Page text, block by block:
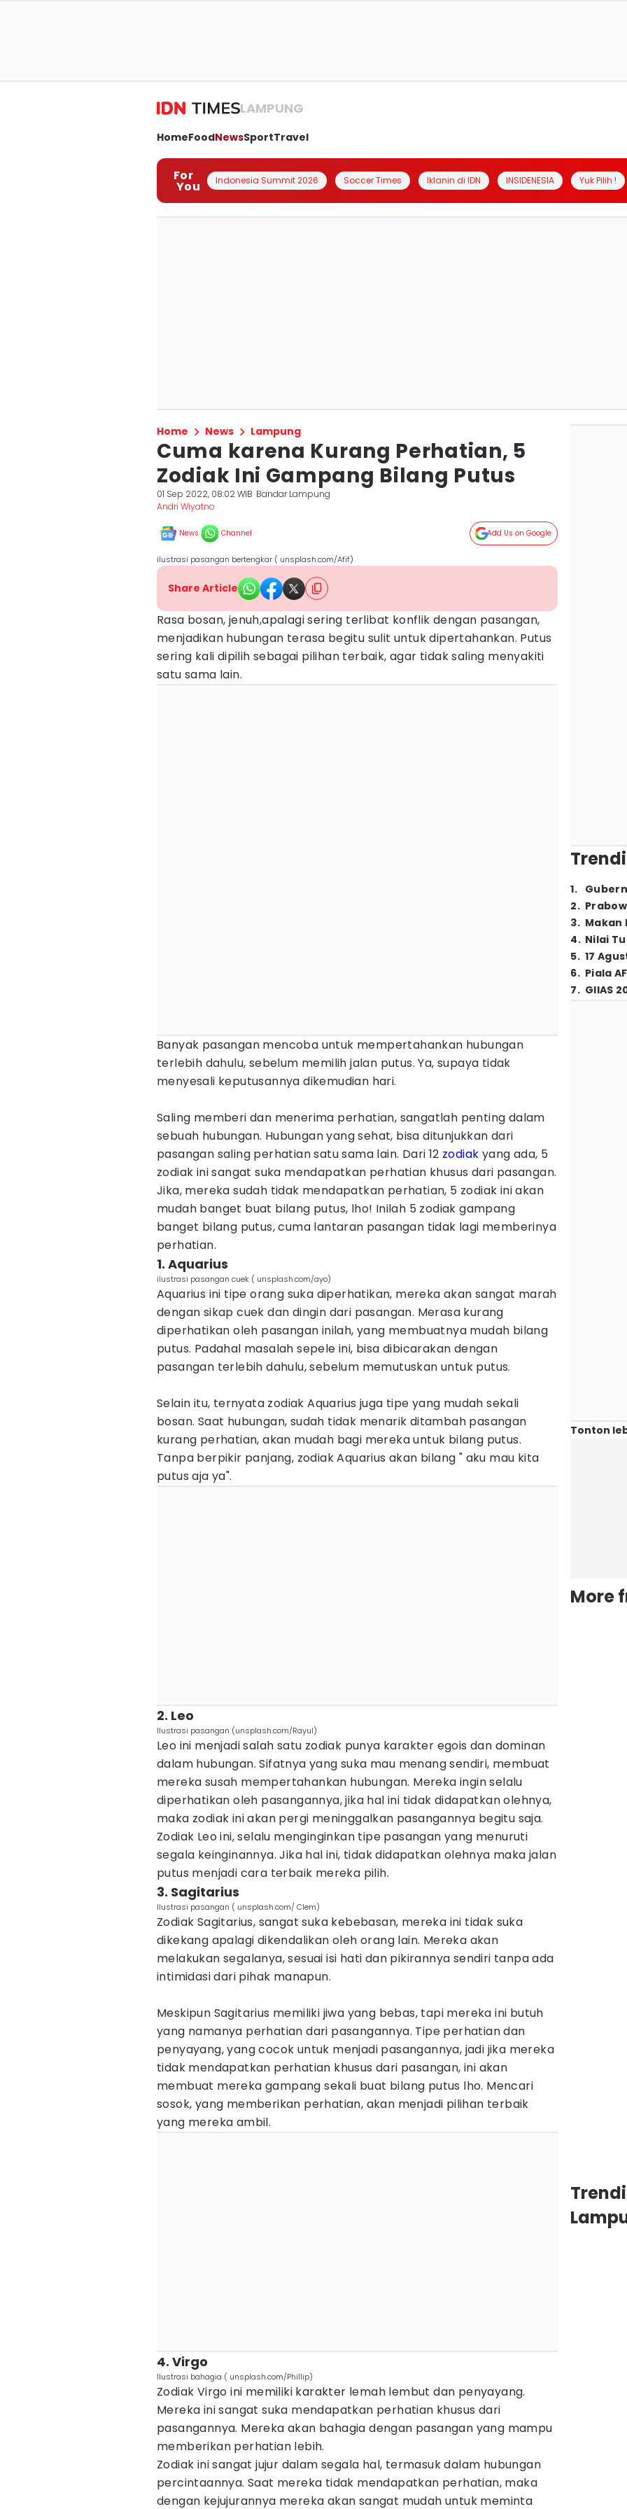
LAMPUNG
HomeFoodNewsSportTravel
For
You Indonesia Summit 2026 Soccer Times Iklanin di IDN INSIDENESIA Yuk Pilih !
Home News Lampung
Cuma karena Kurang Perhatian, 5
Zodiak Ini Gampang Bilang Putus
01 Sep 2022, 08:02 WIB Bandar Lampung
Andri Wiyatno
News Channel Add Us on Google
ilustrasi pasangan bertengkar ( unsplash.com/Afif)
Share Article
Rasa bosan, jenuh,apalagi sering terlibat konflik dengan pasangan,
menjadikan hubungan terasa begitu sulit untuk dipertahankan. Putus
sering kali dipilih sebagai pilihan terbaik, agar tidak saling menyakiti
satu sama lain.
Banyak pasangan mencoba untuk mempertahankan hubungan
terlebih dahulu, sebelum memilih jalan putus. Ya, supaya tidak
menyesali keputusannya dikemudian hari.
Saling memberi dan menerima perhatian, sangatlah penting dalam
sebuah hubungan. Hubungan yang sehat, bisa ditunjukkan dari
pasangan saling perhatian satu sama lain. Dari 12 zodiak yang ada, 5
zodiak ini sangat suka mendapatkan perhatian khusus dari pasangan.
Jika, mereka sudah tidak mendapatkan perhatian, 5 zodiak ini akan
mudah banget buat bilang putus, lho! Inilah 5 zodiak gampang
banget bilang putus, cuma lantaran pasangan tidak lagi memberinya
perhatian.
1. Aquarius
ilustrasi pasangan cuek ( unsplash.com/ayo)
Aquarius ini tipe orang suka diperhatikan, mereka akan sangat marah
dengan sikap cuek dan dingin dari pasangan. Merasa kurang
diperhatikan oleh pasangan inilah, yang membuatnya mudah bilang
putus. Padahal masalah sepele ini, bisa dibicarakan dengan
pasangan terlebih dahulu, sebelum memutuskan untuk putus.
Selain itu, ternyata zodiak Aquarius juga tipe yang mudah sekali
bosan. Saat hubungan, sudah tidak menarik ditambah pasangan
kurang perhatian, akan mudah bagi mereka untuk bilang putus.
Tanpa berpikir panjang, zodiak Aquarius akan bilang " aku mau kita
putus aja ya".
2. Leo
Ilustrasi pasangan (unsplash.com/Rayul)
Leo ini menjadi salah satu zodiak punya karakter egois dan dominan
dalam hubungan. Sifatnya yang suka mau menang sendiri, membuat
mereka susah mempertahankan hubungan. Mereka ingin selalu
diperhatikan oleh pasangannya, jika hal ini tidak didapatkan olehnya,
maka zodiak ini akan pergi meninggalkan pasangannya begitu saja.
Zodiak Leo ini, selalu menginginkan tipe pasangan yang menuruti
segala keinginannya. Jika hal ini, tidak didapatkan olehnya maka jalan
putus menjadi cara terbaik mereka pilih.
3. Sagitarius
Ilustrasi pasangan ( unsplash.com/ Clem)
Zodiak Sagitarius, sangat suka kebebasan, mereka ini tidak suka
dikekang apalagi dikendalikan oleh orang lain. Mereka akan
melakukan segalanya, sesuai isi hati dan pikirannya sendiri tanpa ada
intimidasi dari pihak manapun.
Meskipun Sagitarius memiliki jiwa yang bebas, tapi mereka ini butuh
yang namanya perhatian dari pasangannya. Tipe perhatian dan
penyayang, yang cocok untuk menjadi pasangannya, jadi jika mereka
tidak mendapatkan perhatian khusus dari pasangan, ini akan
membuat mereka gampang sekali buat bilang putus lho. Mencari
sosok, yang memberikan perhatian, akan menjadi pilihan terbaik
yang mereka ambil.
4. Virgo
Ilustrasi bahagia ( unsplash.com/Phillip)
Zodiak Virgo ini memiliki karakter lemah lembut dan penyayang.
Mereka ini sangat suka mendapatkan perhatian khusus dari
pasangannya. Mereka akan bahagia dengan pasangan yang mampu
memberikan perhatian lebih.
Zodiak ini sangat jujur dalam segala hal, termasuk dalam hubungan
percintaannya. Saat mereka tidak mendapatkan perhatian, maka
dengan kejujurannya mereka akan sangat mudah untuk meminta
1.
2.
3. Makan
4. Nilai
5. 17
6. Piala
7. GIIAS
Tonton
More